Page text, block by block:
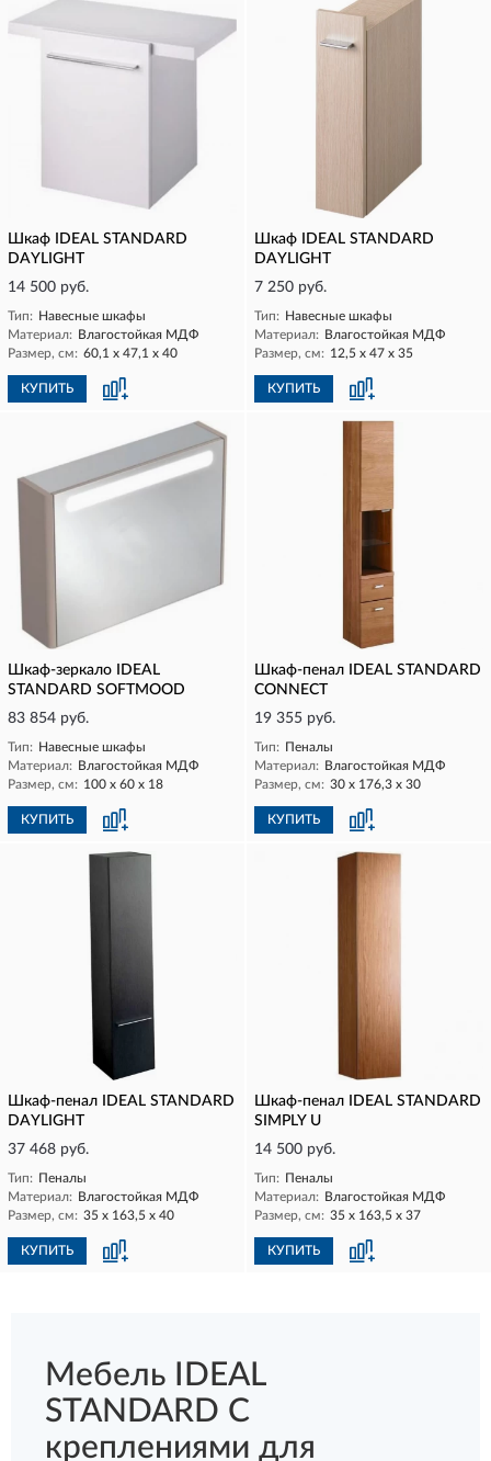
Шкаф IDEAL STANDARD
DAYLIGHT
14 500 руб.
Тип: Навесные шкафы
Материал: Влагостойкая МДФ
Размер, см: 60,1 х 47,1 х 40
КУПИТЬ
Шкаф IDEAL STANDARD
DAYLIGHT
7 250 руб.
Тип: Навесные шкафы
Материал: Влагостойкая МДФ
Размер, см: 12,5 х 47 х 35
КУПИТЬ
Шкаф-зеркало IDEAL
STANDARD SOFTMOOD
83 854 руб.
Тип: Навесные шкафы
Материал: Влагостойкая МДФ
Размер, см: 100 х 60 х 18
КУПИТЬ
Шкаф-пенал IDEAL STANDARD
CONNECT
19 355 руб.
Тип: Пеналы
Материал: Влагостойкая МДФ
Размер, см: 30 х 176,3 х 30
КУПИТЬ
Шкаф-пенал IDEAL STANDARD
DAYLIGHT
37 468 руб.
Тип: Пеналы
Материал: Влагостойкая МДФ
Размер, см: 35 х 163,5 х 40
КУПИТЬ
Шкаф-пенал IDEAL STANDARD
SIMPLY U
14 500 руб.
Тип: Пеналы
Материал: Влагостойкая МДФ
Размер, см: 35 х 163,5 х 37
КУПИТЬ
Мебель IDEAL
STANDARD С
креплениями для